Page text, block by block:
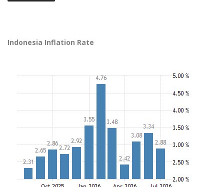
Indonesia Inflation Rate